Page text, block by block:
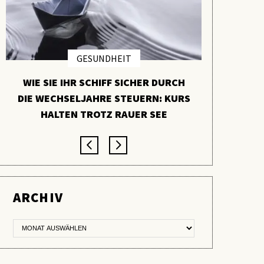
GESUNDHEIT
WIE SIE IHR SCHIFF SICHER DURCH
DIE WECHSELJAHRE STEUERN: KURS
HALTEN TROTZ RAUER SEE
ARCHIV